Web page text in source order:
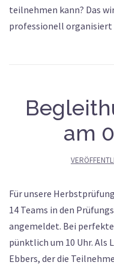
teilnehmen kann? Das
professionell
am
Für unsere
14 Teams in den
angemeldet. Bei
pünktlich um 10 Uhr.
Ebbers, der die